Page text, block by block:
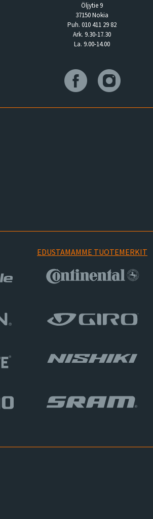
Öljytie 9
37150 Nokia
Puh. 010 411 29 82
Ark. 9.30-17.30
La. 9.00-14.00
EDUSTAMAMME TUOTEMERKIT